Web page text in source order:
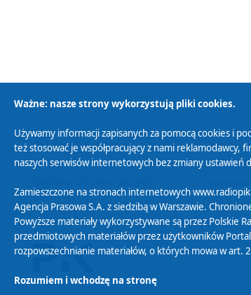
Polityka Prywatności Zasady
osobowych
Ważne: nasze strony wykorzystują pliki cookies.
Używamy informacji zapisanych za pomocą cookies i
też stosować je współpracujący z nami reklamodawcy,
naszych serwisów internetowych bez zmiany ustawień
Zamieszczone na stronach internetowych
Agencja Prasowa S.A. z siedzibą w Warszawie.
Powyższe materiały wykorzystywane są przez Polskie
przedmiotowych materiałów przez użytkowników
rozpowszechnianie materiałów, o których mowa w
Rozumiem i wchodzę na stronę